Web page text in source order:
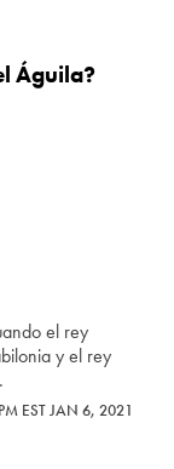
Águila?
el rey
y el rey
EST JAN 6, 2021